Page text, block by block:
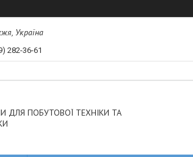
Україна
282-36-61
ДЛЯ ПОБУТОВОЇ ТЕХНІКИ ТА